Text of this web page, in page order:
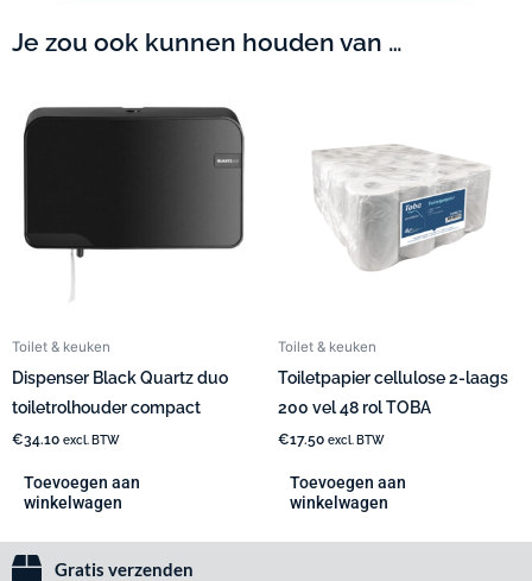
Je zou ook kunnen houden van …
Toilet & keuken
Dispenser Black Quartz duo
toiletrolhouder compact
€34.10 excl. BTW
Toevoegen aan
winkelwagen
Toilet & keuken
Toiletpapier cellulose 2-laags
200 vel 48 rol TOBA
€17.50 excl. BTW
Toevoegen aan
winkelwagen
Gratis verzenden